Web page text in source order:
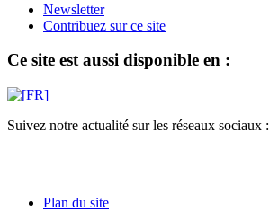
Newsletter
Contribuez sur ce site
Ce site est aussi disponible en :
Suivez notre actualité sur les réseaux sociaux :
Plan du site